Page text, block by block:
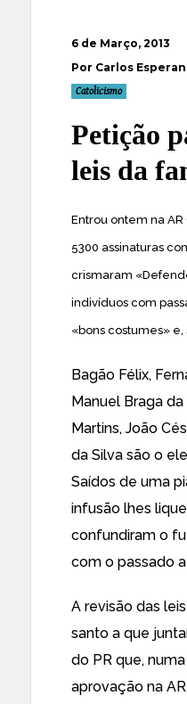
6 de Março, 2013
Por Carlos
Catolicismo
Petição
leis da
Entrou ontem na
5300 assinaturas
crismaram
indivíduos com
«bons costumes»
Bagão Félix,
Manuel Braga
Martins, João
da Silva são o
Saídos de uma
infusão lhes
confundiram o
com o passado
A revisão das
santo a que
do PR que,
aprovação na